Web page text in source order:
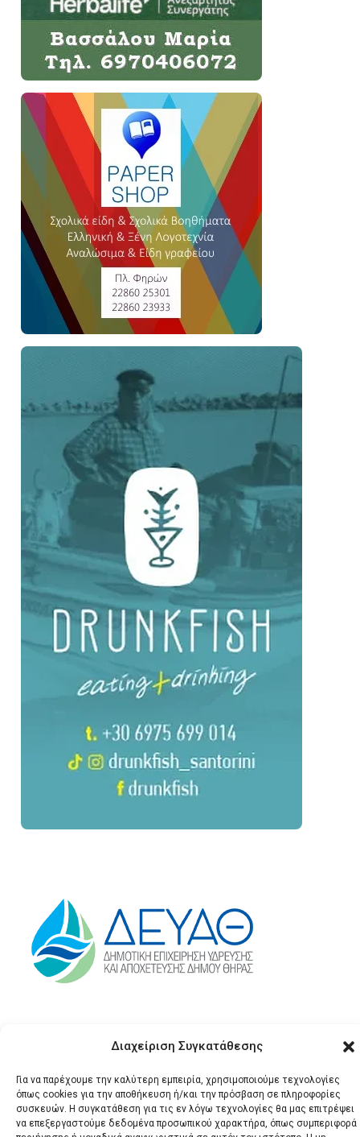
Διαχείριση Συγκατάθεσης
Για να παρέχουμε την καλύτερη εμπειρία, χρησιμοποιούμε τεχνολογίες
όπως cookies για την αποθήκευση ή/και την πρόσβαση σε πληροφορίες
συσκευών. Η συγκατάθεση για τις εν λόγω τεχνολογίες θα μας επιτρέψει
να επεξεργαστούμε δεδομένα προσωπικού χαρακτήρα, όπως συμπεριφορά
© 2026 Santonews - Όλα